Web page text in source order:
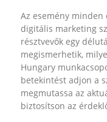
Az esemény
digitális marketing
résztvevők egy
megismerhetik,
Hungary
betekintést adjon a
megmutassa az
biztosítson az